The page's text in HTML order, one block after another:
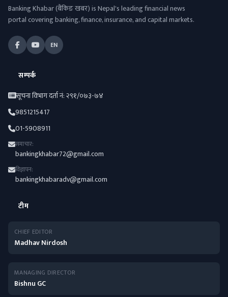
Banking Khabar (बैंकिङ खबर) is Nepal's leading financial news
portal covering banking, finance, insurance, and capital markets.
EN
सम्पर्क
सूचना विभाग दर्ता नं: २९१/०७३-७४
9851215417
01-5908911
समाचार:
bankingkhabar72@gmail.com
विज्ञापन:
bankingkhabaradv@gmail.com
टीम
CHIEF EDITOR
Madhav Nirdosh
MANAGING DIRECTOR
Bishnu GC